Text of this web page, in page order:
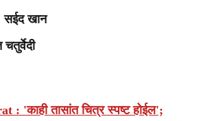
सईद खान
: 'काही तासांत चित्र स्पष्ट होईल';